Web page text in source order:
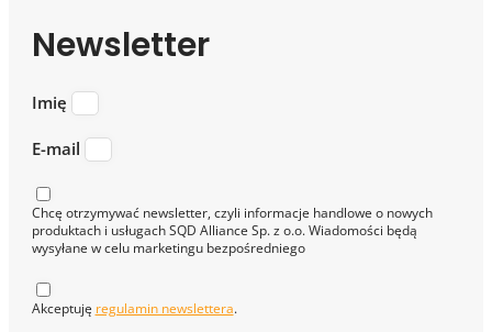
Newsletter
Imię
E-mail
Chcę otrzymywać newsletter, czyli informacje handlowe o nowych
produktach i usługach SQD Alliance Sp. z o.o. Wiadomości będą
wysyłane w celu marketingu bezpośredniego
Akceptuję regulamin newslettera.